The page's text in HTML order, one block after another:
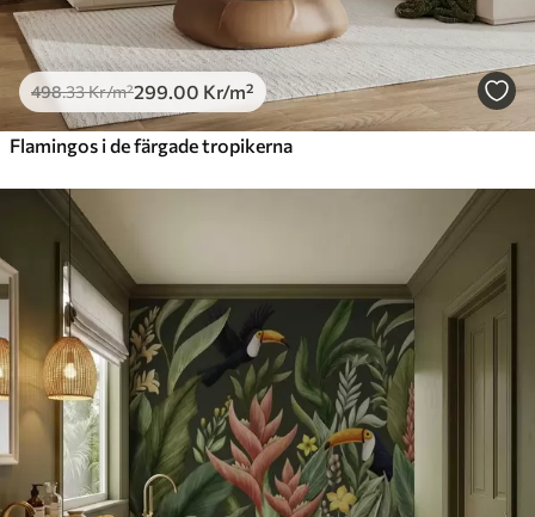
498.33Kr/m²299 .00 Kr/m²
Flamingos i de färgade tropikerna